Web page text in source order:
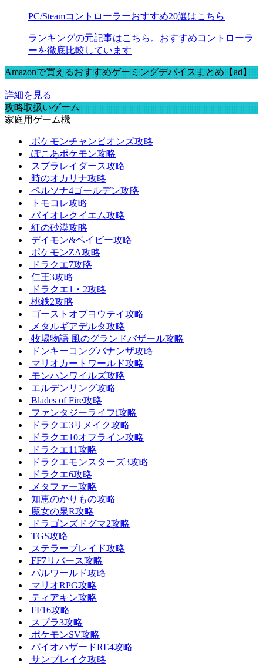
PC/Steamコントローラーおすすめ20選はこちら
ランキングの元記事はこちら。おすすめコントローラ
ーを徹底比較しています
Amazonで買えるおすすめゲーミングデバイスまとめ【ad】
詳細を見る
攻略取扱いゲーム
家庭用ゲーム機
ポケモンチャンピオンズ攻略
ぽこあポケモン攻略
スプラレイダース攻略
時のオカリナ攻略
ペルソナ4ゴールデン攻略
トモコレ攻略
バイオレクイエム攻略
紅の砂漠攻略
デイモン&ベイビー攻略
ポケモンZA攻略
ドラクエ7攻略
仁王3攻略
ドラクエ1・2攻略
桃鉄2攻略
ゴーストオブヨウテイ攻略
メタルギアデルタ攻略
牧場物語 風のグランドバザール攻略
ドンキーコングバナンザ攻略
マリオカートワールド攻略
モンハンワイルズ攻略
エルデンリング攻略
Blades of Fire攻略
ファンタジーライフi攻略
ドラクエ3リメイク攻略
ドラクエ10オフライン攻略
ドラクエ11攻略
ドラクエモンスターズ3攻略
ドラクエ6攻略
メタファー攻略
知恵のかりもの攻略
魔女の泉R攻略
ドラゴンズドグマ2攻略
TGS攻略
ステラーブレイド攻略
FF7リバース攻略
パルワールド攻略
マリオRPG攻略
ティアキン攻略
FF16攻略
スプラ3攻略
ポケモンSV攻略
バイオハザードRE4攻略
サンブレイク攻略